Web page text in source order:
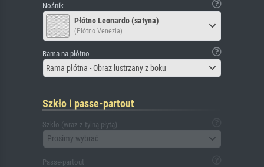
Nośnik
Płótno Leonardo (satyna)
(Płótno Venezia)
Rama na płótno
Rama płótna - Obraz lustrzany z boku
Szkło i passe-partout
Szkło (wraz z tylną płytą)
Prosimy wybrać
Passe-partout